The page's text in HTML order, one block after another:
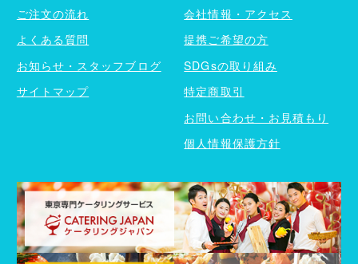
ご注文の流れ
よくある質問
お知らせ・スタッフブログ
サイトマップ
会社情報・アクセス
提携ご希望の方
SDGsの取り組み
特定商取引
お問い合わせ・お見積もり
個人情報保護方針